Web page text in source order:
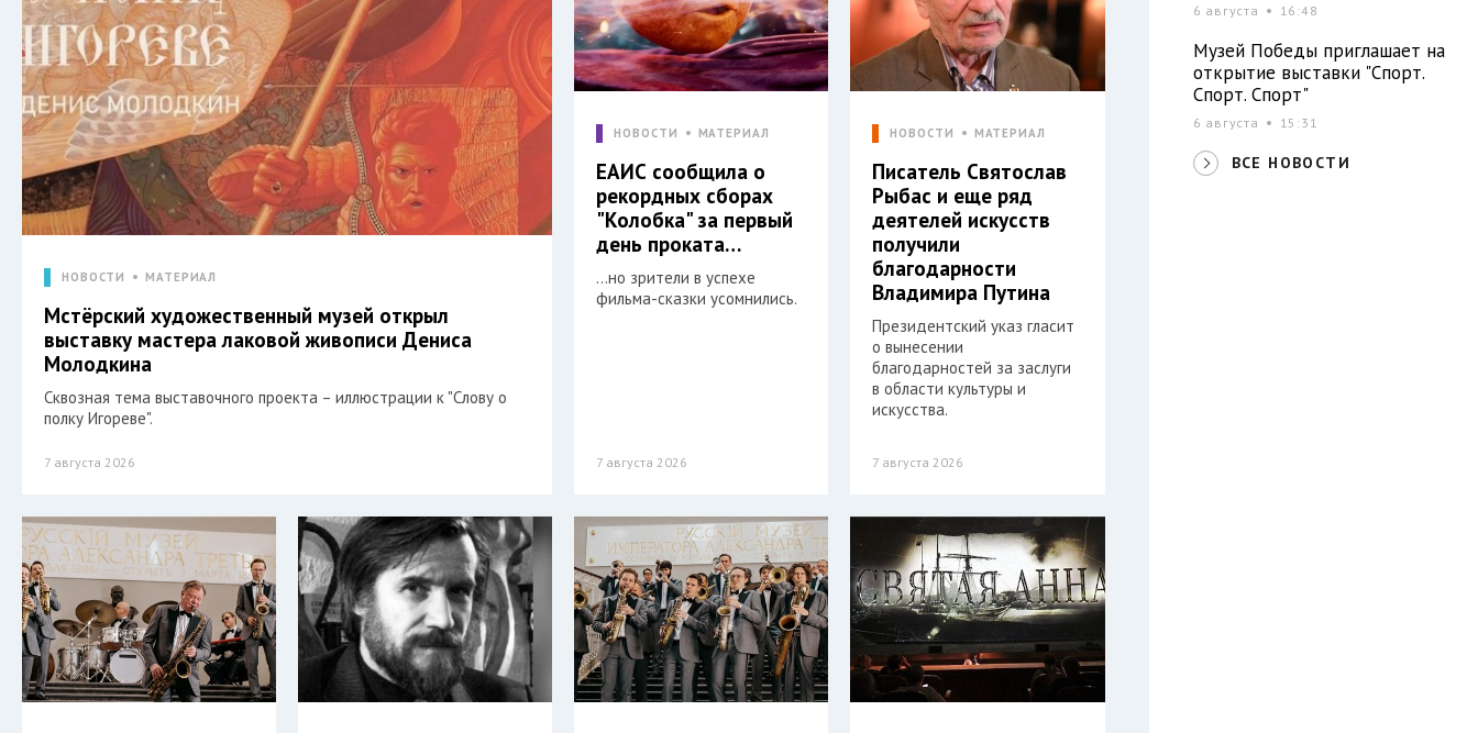
НОВОСТИ МАТЕРИАЛ
Мстёрский художественный музей открыл
выставку мастера лаковой живописи Дениса
Молодкина
Сквозная тема выставочного проекта – иллюстрации к "Слову о
полку Игореве".
7 августа 2026
НОВОСТИ МАТЕРИАЛ
ЕАИС сообщила о
рекордных сборах
"Колобка" за первый
день проката…
…но зрители в успехе
фильма-сказки усомнились.
7 августа 2026
НОВОСТИ МАТЕРИАЛ
Писатель Святослав
Рыбас и еще ряд
деятелей искусств
получили
благодарности
Владимира Путина
Президентский указ гласит
о вынесении
благодарностей за заслуги
в области культуры и
искусства.
7 августа 2026
6 августа 16:48
Музей Победы приглашает на
открытие выставки "Спорт.
Спорт. Спорт"
6 августа 15:31
ВСЕ НОВОСТИ